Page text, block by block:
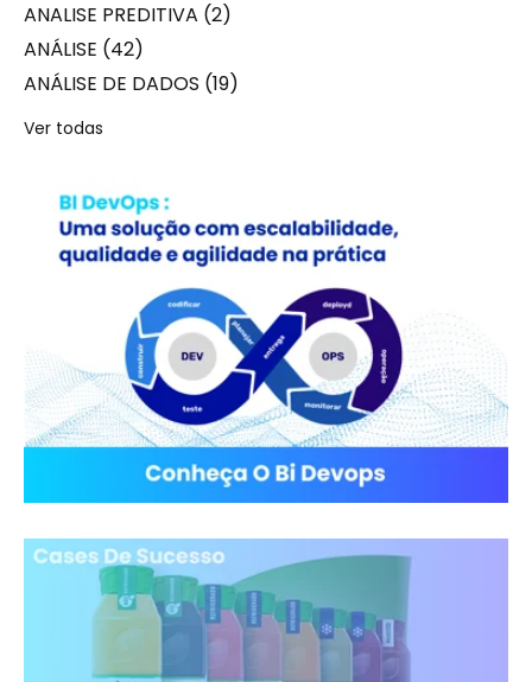
ANALISE PREDITIVA (2)
ANÁLISE (42)
ANÁLISE DE DADOS (19)
Ver todas